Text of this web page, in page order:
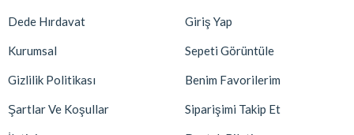
Dede Hırdavat
Kurumsal
Gizlilik Politikası
Şartlar Ve Koşullar
Giriş Yap
Sepeti Görüntüle
Benim Favorilerim
Siparişimi Takip Et